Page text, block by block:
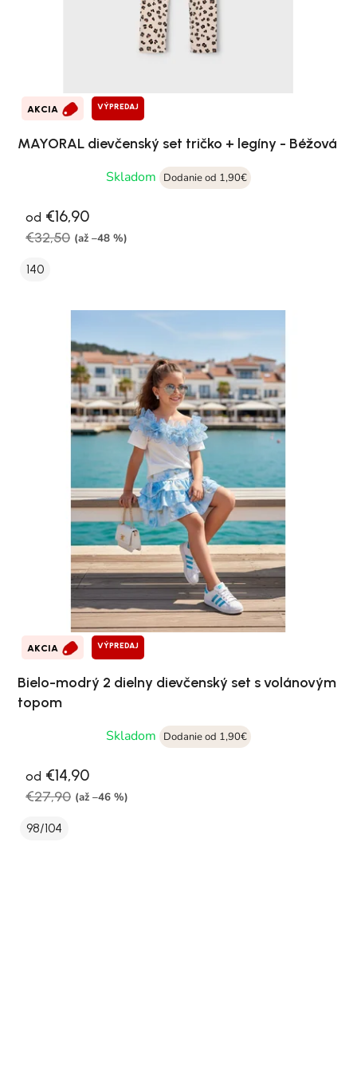
AKCIA VÝPREDAJ
MAYORAL dievčenský set tričko + legíny - Béžová
Skladom
Dodanie od 1,90€
od €16,90
€32,50 (až –48 %)
140
AKCIA VÝPREDAJ
Bielo-modrý 2 dielny dievčenský set s volánovým
topom
Skladom
Dodanie od 1,90€
od €14,90
€27,90 (až –46 %)
98/104